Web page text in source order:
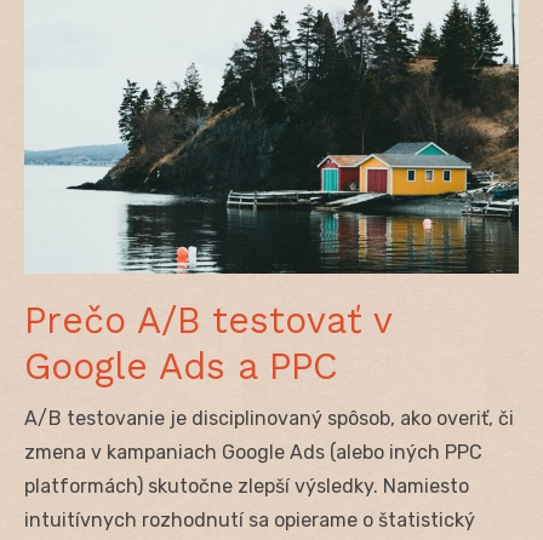
Prečo A/B testovať v
Google Ads a PPC
A/B testovanie je disciplinovaný spôsob, ako overiť, či
zmena v kampaniach Google Ads (alebo iných PPC
platformách) skutočne zlepší výsledky. Namiesto
intuitívnych rozhodnutí sa opierame o štatistický